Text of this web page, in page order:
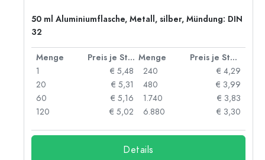
50 ml Aluminiumflasche, Metall, silber, Mündung: DIN
32
Menge Preis je Stück Menge
Preis je Stück
1
€ 5,48
20
€ 5,31
60
€ 5,16
120
€ 5,02
240
€ 4,29
480
€ 3,99
1.740
€ 3,83
6.880
€ 3,30
Details